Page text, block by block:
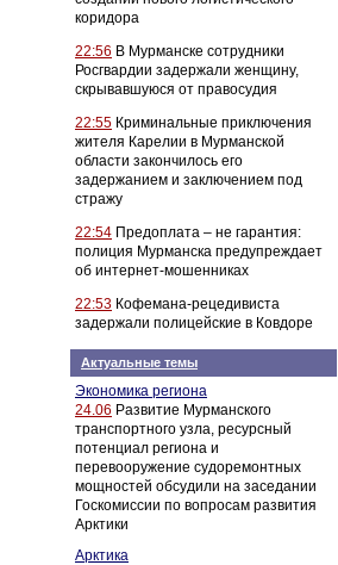
коридора
22:56 В Мурманске сотрудники
Росгвардии задержали женщину,
скрывавшуюся от правосудия
22:55 Криминальные приключения
жителя Карелии в Мурманской
области закончилось его
задержанием и заключением под
стражу
22:54 Предоплата – не гарантия:
полиция Мурманска предупреждает
об интернет-мошенниках
22:53 Кофемана-рецедивиста
задержали полицейские в Ковдоре
Актуальные темы
Экономика региона
24.06 Развитие Мурманского
транспортного узла, ресурсный
потенциал региона и
перевооружение судоремонтных
мощностей обсудили на заседании
Госкомиссии по вопросам развития
Арктики
Арктика